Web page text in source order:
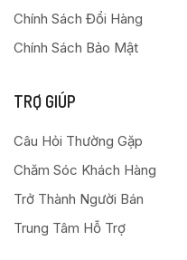
Chính Sách Đổi Hàng
Chính Sách Bảo Mật
TRỢ GIÚP
Câu Hỏi Thường Gặp
Chăm Sóc Khách Hàng
Trở Thành Người Bán
Trung Tâm Hỗ Trợ